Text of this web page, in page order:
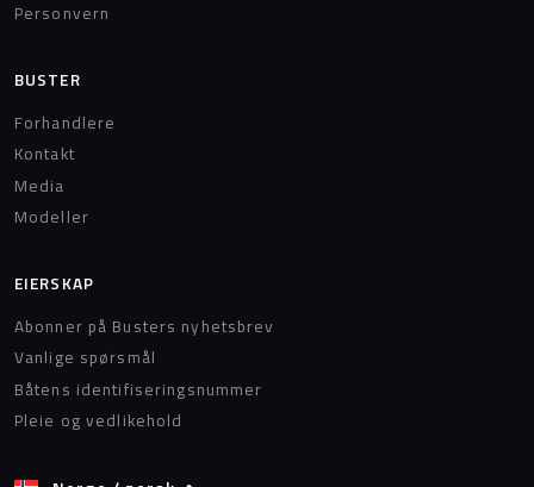
Personvern
BUSTER
Forhandlere
Kontakt
Media
Modeller
EIERSKAP
Abonner på Busters nyhetsbrev
Vanlige spørsmål
Båtens identifiseringsnummer
Pleie og vedlikehold